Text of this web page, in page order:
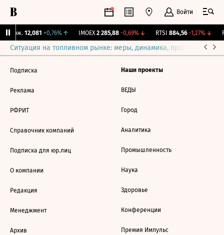
Войти
Бирж. 12,081 +0,76%↑ IMOEX 2 285,88 -0,69%↓ RTSI 884,56 -1,27%↓
Ситуация на топливном рынке: меры, динамика, прогнозы
Подписка
Реклама
РФРИТ
Справочник компаний
Подписка для юр.лиц
О компании
Редакция
Менеджмент
Архив
Наши проекты
ВЕДЫ
Город
Аналитика
Промышленность
Наука
Здоровье
Конференции
Премия Импульс